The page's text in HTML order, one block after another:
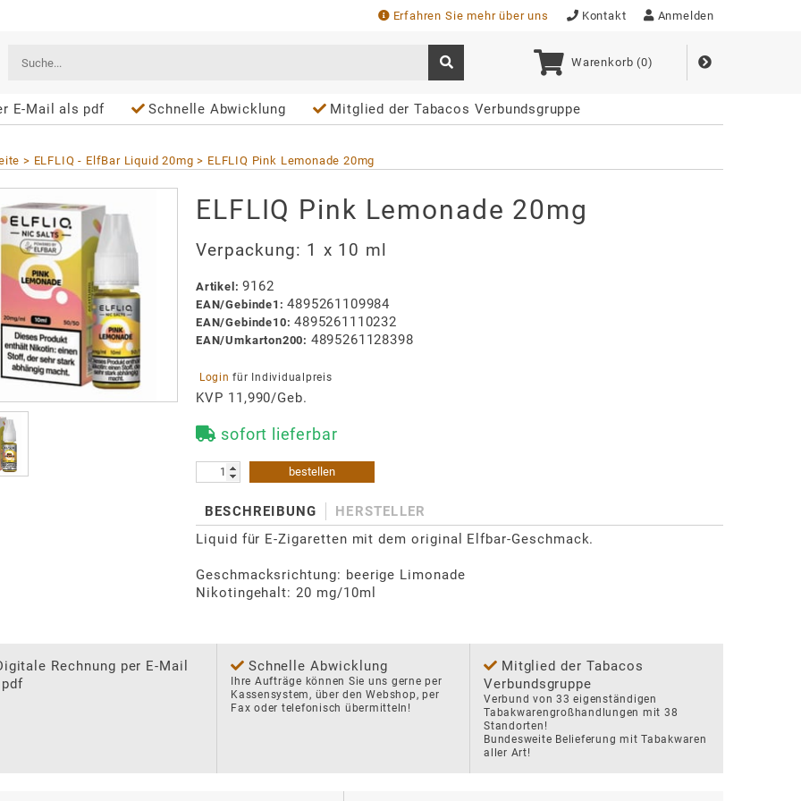
Erfahren Sie mehr über uns Kontakt Anmelden
Warenkorb (0)
E-Mail als pdf Schnelle Abwicklung Mitglied der Tabacos Verbundsgruppe
ELFLIQ - ElfBar Liquid 20mg ELFLIQ Pink Lemonade 20mg
ELFLIQ Pink Lemonade 20mg
Verpackung: 1 x 10 ml
Artikel : 9162
EAN/Gebinde1 : 4895261109984
EAN/Gebinde10: 4895261110232
EAN/Umkarton200: 4895261128398
Login für Individualpreis
KVP 11,990/Geb.
sofort lieferbar
bestellen
BESCHREIBUNG
HERSTELLER
Liquid für E-Zigaretten mit dem original Elfbar-Geschmack.
Geschmacksrichtung: beerige Limonade
Nikotingehalt: 20 mg/10ml
Rechnung per E-Mail
Schnelle Abwicklung
Ihre Aufträge können Sie uns gerne per
Kassensystem, über den Webshop, per
Fax oder telefonisch übermitteln!
Mitglied der Tabacos
Verbundsgruppe
Verbund von 33 eigenständigen
Tabakwarengroßhandlungen mit 38
Standorten!
Bundesweite Belieferung mit Tabakwaren
aller Art!